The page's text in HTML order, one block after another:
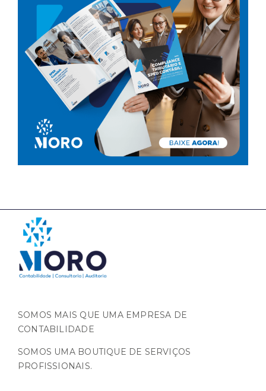
SOMOS MAIS QUE UMA EMPRESA DE
CONTABILIDADE
SOMOS UMA BOUTIQUE DE SERVIÇOS
PROFISSIONAIS.